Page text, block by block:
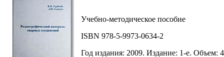
Учебно-методическое пособие
ISBN 978-5-9973-0634-2
Год издания: 2009. Издание: 1-е. Объем: